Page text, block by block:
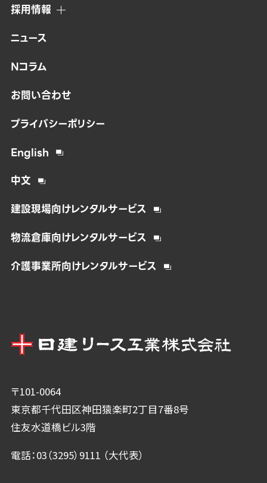
〒101-0064
東京都千代田区神田猿楽町2丁目7番8号
住友水道橋ビル3階
電話：03（3295）9111 （大代表）
採用情報
ニュース
Nコラム
お問い合わせ
プライバシーポリシー
English
中文
建設現場向けレンタルサービス
物流倉庫向けレンタルサービス
介護事業所向けレンタルサービス